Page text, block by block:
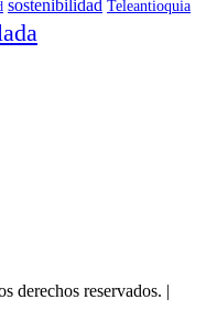
sostenibilidad Teleantioquia
derechos reservados. |